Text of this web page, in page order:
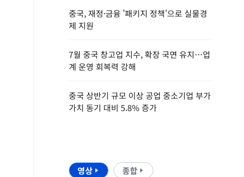
중국, 재정·금융 '패키지 정책'으로 실물경
제 지원
7월 중국 창고업 지수, 확장 국면 유지…업
계 운영 회복력 강해
중국 상반기 규모 이상 공업 중소기업 부가
가치 동기 대비 5.8% 증가
영상 종합